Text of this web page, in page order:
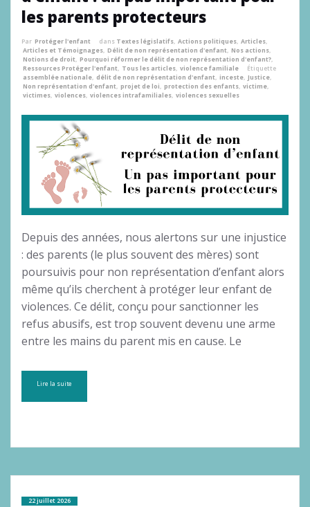
les parents protecteurs
Par Protéger l'enfant dans Textes législatifs, Actions politiques, Articles,
Articles et Témoignages, Délit de non représentation d'enfant, Nos actions,
Notions de droit, Pourquoi réformer le délit de non représentation d'enfant?,
Ressources Protéger l'enfant, Tous les articles, violence familiale
Étiquette
assemblée nationale, délit de non représentation d'enfant, inceste, Justice,
Non représentation d'enfant, projet de loi, protection des enfants, victime,
victimes, violences, violences intrafamiliales, violences sexuelles
Depuis des années, nous alertons sur une injustice
: des parents (le plus souvent des mères) sont
poursuivis pour non représentation d’enfant alors
même qu’ils cherchent à protéger leur enfant de
violences. Ce délit, conçu pour sanctionner les
refus abusifs, est trop souvent devenu une arme
entre les mains du parent mis en cause. Le
Lire la suite
22 juillet 2026